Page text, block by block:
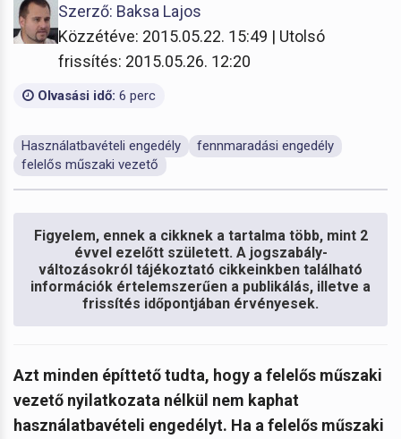
Szerző: Baksa Lajos
Közzétéve: 2015.05.22. 15:49 | Utolsó
frissítés: 2015.05.26. 12:20
Olvasási idő: 6 perc
Használatbavételi engedély
fennmaradási engedély
felelős műszaki vezető
Figyelem, ennek a cikknek a tartalma több, mint 2
évvel ezelőtt született. A jogszabály-
változásokról tájékoztató cikkeinkben található
információk értelemszerűen a publikálás, illetve a
frissítés időpontjában érvényesek.
Azt minden építtető tudta, hogy a felelős műszaki
vezető nyilatkozata nélkül nem kaphat
használatbavételi engedélyt. Ha a felelős műszaki